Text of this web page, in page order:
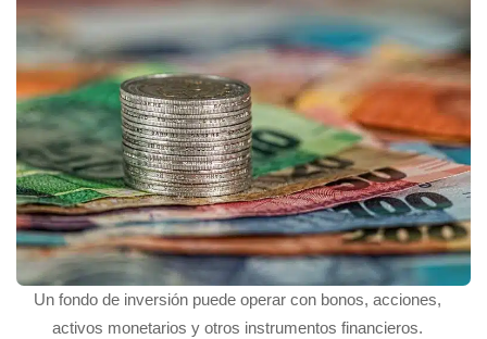
Un fondo de inversión puede operar con bonos, acciones,
activos monetarios y otros instrumentos financieros.